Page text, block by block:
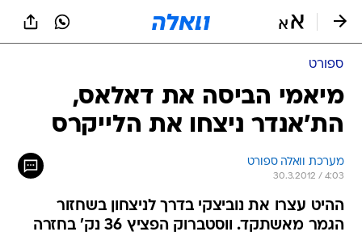
ספורט
מיאמי הביסה את דאלאס,
הת'אנדר ניצחו את הלייקרס
מערכת וואלה ספורט
30.3.2012 / 4:03
ההיט עצרו את נוביצקי בדרך לניצחון בשחזור
הגמר מאשתקד. ווסטברוק הפציץ 36 נק' בחזרה